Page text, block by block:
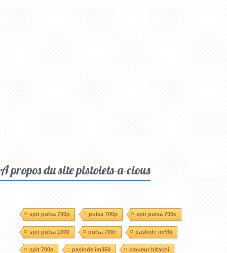
A propos du site pistolets-a-clous
spit pulsa 700p pulsa 700p spit pulsa 700e
spit pulsa 1000 pulsa 700e paslode im90i
spit 700e paslode im350 cloueur hitachi